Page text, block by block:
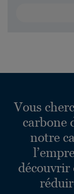
Vous
carbone
notre
découvrir